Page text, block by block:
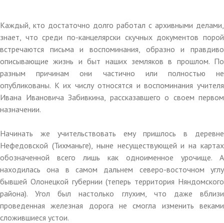
Каждый, кто достаточно долго работал с архивными делами,
знает, что среди по-канцелярски скучных документов порой
встречаются письма и воспоминания, образно и правдиво
описывающие жизнь и быт наших земляков в прошлом. По
разным причинам они частично или полностью не
опубликованы. К их числу относятся и воспоминания учителя
Ивана Ивановича Забивкина, рассказавшего о своем первом
назначении.
Начинать же учительствовать ему пришлось в деревне
Нефедовской (Тихманьге), ныне несуществующей и на картах
обозначенной всего лишь как одноименное урочище. А
находилась она в самом дальнем северо-восточном углу
бывшей Олонецкой губернии (теперь территория Няндомского
района). Угол был настолько глухим, что даже вблизи
проведенная железная дорога не смогла изменить веками
сложившиеся устои.